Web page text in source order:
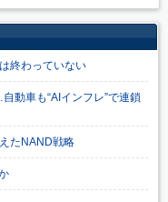
終わっていない
動車も“AIインフレ”で連鎖
たNAND戦略